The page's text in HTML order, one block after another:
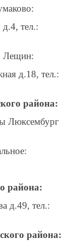
тел.:
Лещин:
д.18, тел.:
района:
Люксембург
района:
д.49, тел.:
района: